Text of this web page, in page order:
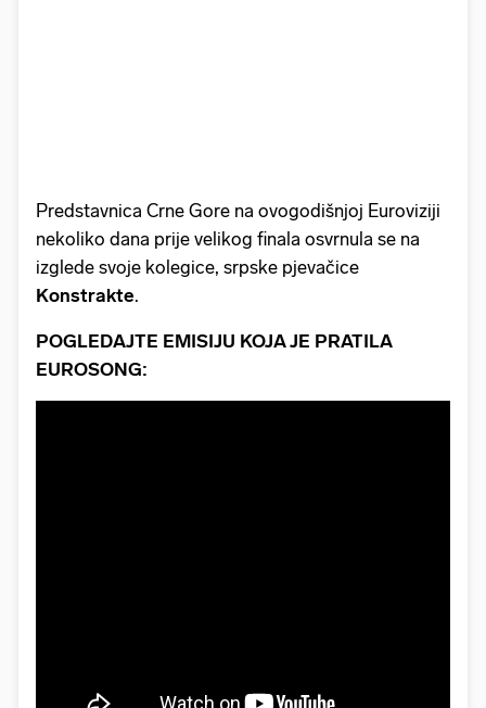
Predstavnica Crne Gore na ovogodišnjoj Euroviziji
nekoliko dana prije velikog finala osvrnula se na
izglede svoje kolegice, srpske pjevačice
Konstrakte.
POGLEDAJTE EMISIJU KOJA JE PRATILA
EUROSONG: